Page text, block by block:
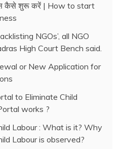
कैसे शुरू करें | How to start
NGOs’, all NGO
High Court Bench said.
or New Application for
to Eliminate Child
works ?
Labour : What is it? Why
Labour is observed?